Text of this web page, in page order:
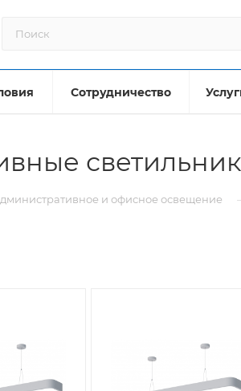
Сотрудничество
и офисное освещение